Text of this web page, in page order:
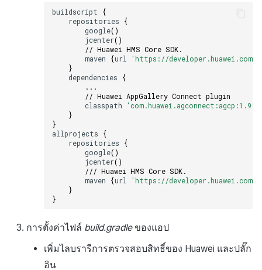
buildscript
{
repositories
{
google()
jcenter()
// Huawei HMS Core SDK.
maven
{url
'https://developer.huawei.com/
}
dependencies
{
...
// Huawei AppGallery Connect plugin
classpath
}
}
allprojects
{
repositories
{
google()
jcenter()
/// Huawei HMS Core SDK.
maven
{url
'https://developer.huawei.com/
}
}
การตั้งค่าไฟล์ build.gradleของแอป
เพิ่มไลบรารีการตรวจสอบสิทธิ์ของ Huawei และปลั๊ก
อิน